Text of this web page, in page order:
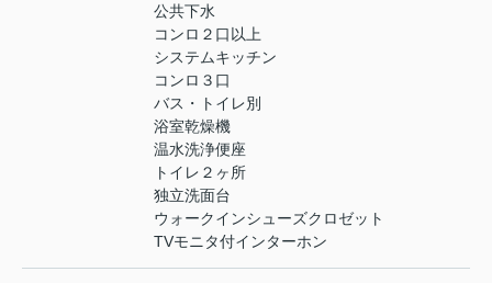
公共下水
コンロ２口以上
システムキッチン
コンロ３口
バス・トイレ別
浴室乾燥機
温水洗浄便座
トイレ２ヶ所
独立洗面台
ウォークインシューズクロゼット
TVモニタ付インターホン